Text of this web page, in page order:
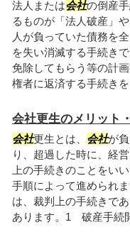
法人または会社の倒産
るものが「法人破産」
人が負っていた債務を
を失い消滅する手続き
免除してもらう等の計
権者に返済する手続き
会社更生のメリット
会社更生とは、 会社が
り、超過した時に、経
上の手続きのことをいい
手順によって進められ
は、裁判上の手続きで
あります。1 破産手続